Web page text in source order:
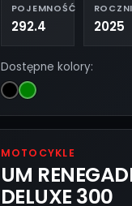
POJEMNOŚĆ
292.4 2025
Dostępne kolory:
MOTOCYKLE
UM
DELUXE 300